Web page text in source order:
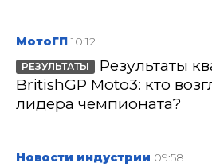
МотоГП 10:12
РЕЗУЛЬТАТЫ
Результаты
BritishGP Moto3: кто
лидера чемпионата?
Новости индустрии 09:58